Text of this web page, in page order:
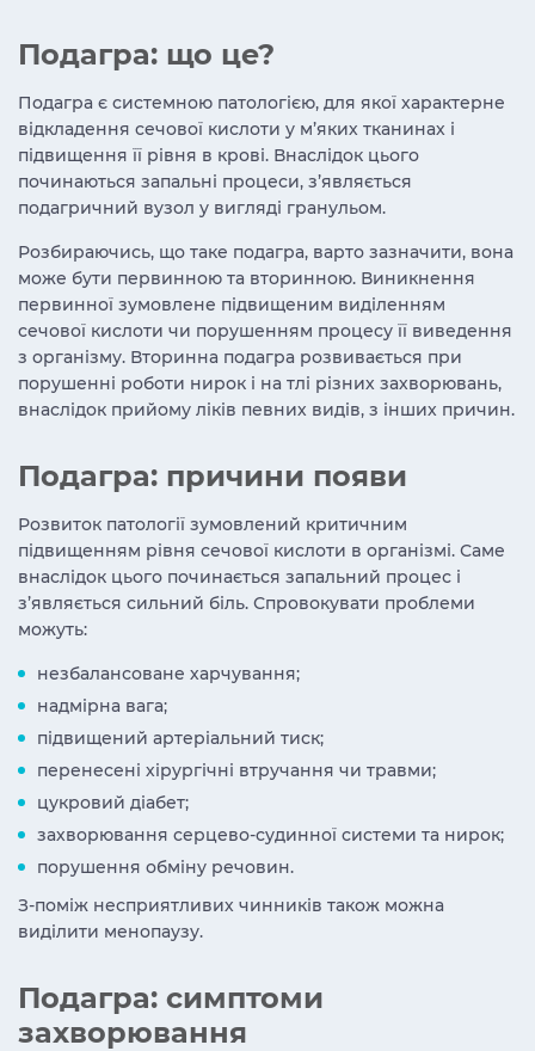
Подагра: що це?
Подагра є системною патологією, для якої характерне
відкладення сечової кислоти у м’яких тканинах і
підвищення її рівня в крові. Внаслідок цього
починаються запальні процеси, з’являється
подагричний вузол у вигляді гранульом.
Розбираючись, що таке подагра, варто зазначити, вона
може бути первинною та вторинною. Виникнення
первинної зумовлене підвищеним виділенням
сечової кислоти чи порушенням процесу її виведення
з організму. Вторинна подагра розвивається при
порушенні роботи нирок і на тлі різних захворювань,
внаслідок прийому ліків певних видів, з інших причин.
Подагра: причини появи
Розвиток патології зумовлений критичним
підвищенням рівня сечової кислоти в організмі. Саме
внаслідок цього починається запальний процес і
з’являється сильний біль. Спровокувати проблеми
можуть:
незбалансоване харчування;
надмірна вага;
підвищений артеріальний тиск;
перенесені хірургічні втручання чи травми;
цукровий діабет;
захворювання серцево-судинної системи та нирок;
порушення обміну речовин.
З-поміж несприятливих чинників також можна
виділити менопаузу.
Подагра: симптоми
захворювання